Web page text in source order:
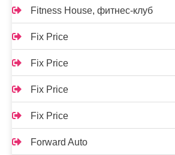
Fitness House, фитнес-клуб
Fix Price
Fix Price
Fix Price
Fix Price
Forward Auto